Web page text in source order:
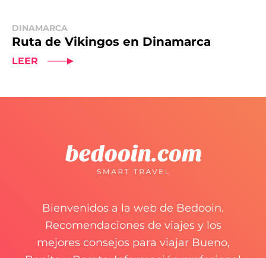
DINAMARCA
Ruta de Vikingos en Dinamarca
LEER
Bienvenidos a la web de Bedooin.
Recomendaciones de viajes y los
mejores consejos para viajar Bueno,